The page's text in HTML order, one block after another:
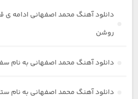
دانلود آهنگ محمد اصفهانی ادامه ی
روشن
دانلود آهنگ محمد اصفهانی به نام
دانلود آهنگ محمد اصفهانی به نام